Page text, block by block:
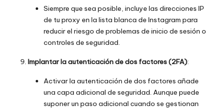
Siempre que sea posible, incluye las direcciones IP
de tu proxy en la lista blanca de Instagram para
reducir el riesgo de problemas de inicio de sesión o
controles de seguridad.
Implantar la autenticación de dos factores (2FA):
Activar la autenticación de dos factores añade
una capa adicional de seguridad. Aunque puede
suponer un paso adicional cuando se gestionan